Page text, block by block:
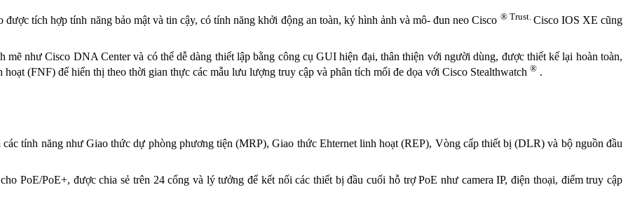
tích hợp tính năng bảo mật và tin cậy, có tính năng khởi động an toàn, ký hình ảnh và mô- đun neo Cisco ® Trust. Cisco IOS XE cũng
mẽ như Cisco DNA Center và có thể dễ dàng thiết lập bằng công cụ GUI hiện đại, thân thiện với người dùng, được thiết kế lại hoàn toàn,
(FNF) để hiển thị theo thời gian thực các mẫu lưu lượng truy cập và phân tích mối đe dọa với Cisco Stealthwatch ® .
tính năng như Giao thức dự phòng phương tiện (MRP), Giao thức Ehternet linh hoạt (REP), Vòng cấp thiết bị (DLR) và bộ nguồn đầu
PoE/PoE+, được chia sẻ trên 24 cổng và lý tưởng để kết nối các thiết bị đầu cuối hỗ trợ PoE như camera IP, điện thoại, điểm truy cập